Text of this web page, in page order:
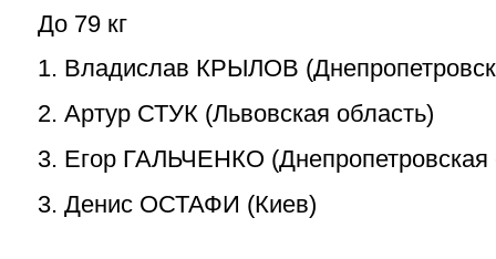
До 79 кг
1. Владислав КРЫЛОВ
2. Артур СТУК (Львовская область)
3. Егор ГАЛЬЧЕНКО (Днепропетровская
3. Денис ОСТАФИ (Киев)